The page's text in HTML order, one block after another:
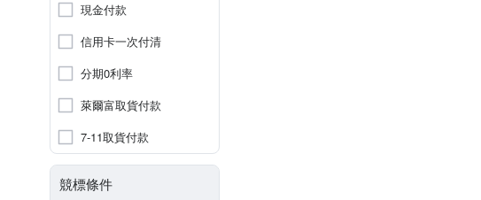
現金付款
信用卡一次付清
分期0利率
萊爾富取貨付款
7-11取貨付款
競標條件